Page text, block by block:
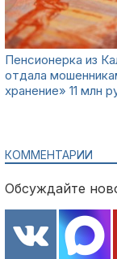
Пенсионерка из
отдала
хранение» 11 млн
КОММЕНТАРИИ
Обсуждайте